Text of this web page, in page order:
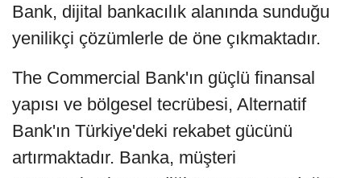
Bank, dijital bankacılık alanında sunduğu
yenilikçi çözümlerle de öne çıkmaktadır.
The Commercial Bank'ın güçlü finansal
yapısı ve bölgesel tecrübesi, Alternatif
Bank'ın Türkiye'deki rekabet gücünü
artırmaktadır. Banka, müşteri